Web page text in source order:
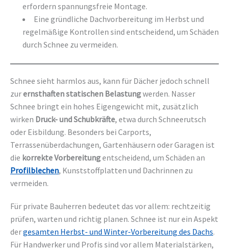
erfordern spannungsfreie Montage.
Eine gründliche Dachvorbereitung im Herbst und
regelmäßige Kontrollen sind entscheidend, um Schäden
durch Schnee zu vermeiden.
Schnee sieht harmlos aus, kann für Dächer jedoch schnell
zurernsthaften statischen Belastungwerden. Nasser
Schnee bringt ein hohes Eigengewicht mit, zusätzlich
wirken Druck- und Schubkräfte, etwa durch Schneerutsch
oder Eisbildung. Besonders bei Carports,
Terrassenüberdachungen, Gartenhäusern oder Garagen ist
die korrekte Vorbereitungentscheidend, um Schäden an
Profilblechen, Kunststoffplatten und Dachrinnen zu
vermeiden.
Für private Bauherren bedeutet das vor allem: rechtzeitig
prüfen, warten und richtig planen. Schnee ist nur ein Aspekt
dergesamten Herbst- und Winter-Vorbereitung des Dachs.
Für Handwerker und Profis sind vor allem Materialstärken,